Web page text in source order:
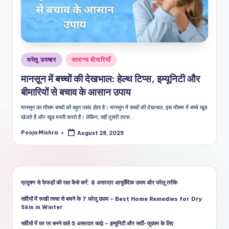
ली
का
भरो
सेमं
द
स्रो
त
Posted
in
घरेलू उपचार सामान्य बीमारियाँ
मानसून में बच्चों की देखभाल: हेल्थ टिप्स, इम्यूनिटी और
बीमारियों से बचाव के आसान उपाय
मानसून का मौसम बच्चों को बहुत पसंद होता है। मानसून में बच्चों की देखभाल, इस मौसम में बच्चे खूब
खेलते हैं और खूब मस्ती करते हैं। लेकिन, वहीं दूसरी तरफ…
Posted
Pooja Mishra August 28, 2025
प्रदूषण से फेफड़ों की रक्षा कैसे करें: 8 असरदार आयुर्वेदिक उपाय और घरेलू तरीके
सर्दियों में रूखी त्वचा से बचने के 7 घरेलू उपाय – Best Home Remedies for Dry
Skin in Winter
सर्दियों में घर पर बनने वाले 5 असरदार काढ़े – इम्युनिटी और सर्दी-जुकाम के लिए